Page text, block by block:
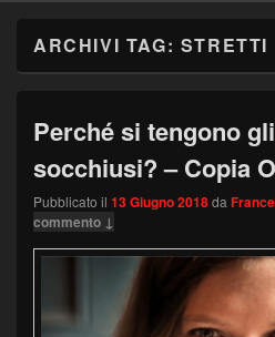
ARCHIVI TAG: STRETTI
Perché si tengono
socchiusi? – Copia
Pubblicato il 13 Giugno 2018da
commento ↓